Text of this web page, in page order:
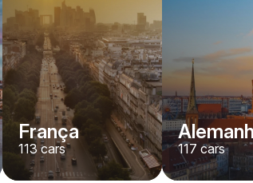
agora
França
113cars 117 cars